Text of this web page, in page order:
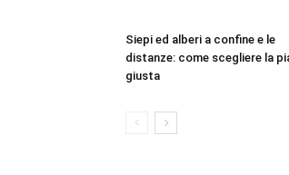
Siepi ed alberi a confine e le
distanze: come scegliere la
giusta